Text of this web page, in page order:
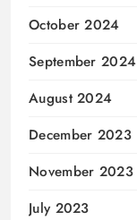
October 2024
September 2024
August 2024
December 2023
November 2023
July 2023